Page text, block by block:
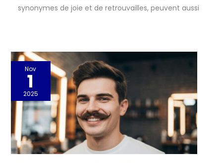
synonymes de joie et de retrouvailles, peuvent aussi
Nov
1
2025